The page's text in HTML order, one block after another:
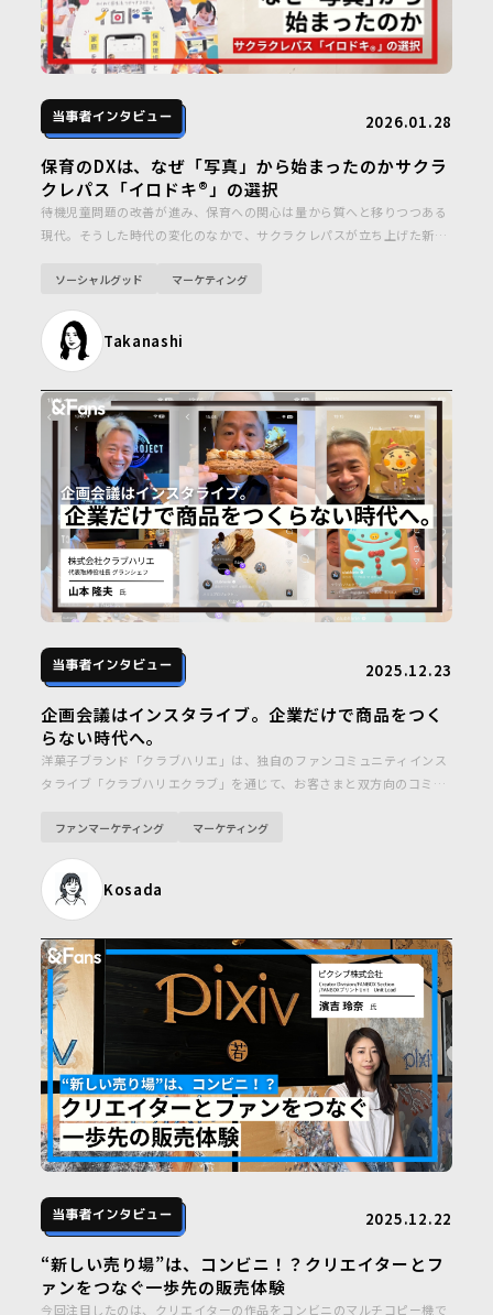
2026.01.28
保育のDXは、なぜ「写真」から始まったのかサクラ
クレパス「イロドキ®」の選択
待機児童問題の改善が進み、保育への関心は量から質へと移りつつある
現代。そうした時代の変化のなかで、サクラクレパスが立ち上げた新サ
り”とは？創業100年を超える老舗の総合文具メーカー「株式会社サクラ
大西さんにお話を伺いました。
ソーシャルグッド マーケティング
Takanashi
2025.12.23
企画会議はインスタライブ。企業だけで商品をつく
らない時代へ。
洋菓子ブランド「クラブハリエ」は、独自のファンコミュニティインス
タライブ「クラブハリエクラブ」を通じて、お客さまと双方向のコミュ
スタライブに出演し、新商品や試作品の紹介、開発の裏側をリアルタイ
した。 さらに、視聴者とともに商品をつくり上げる共創型のプロジェク
トも展開しています。 今回は、「クラブハリエクラブ」がどのように生
まれ、どのような“共創の場”として育ってきたのか。その背景や想い、
今後の展望について山本さんに伺いました。
ファンマーケティング マーケティング
Kosada
2025.12.22
“新しい売り場”は、コンビニ！？クリエイターとフ
ァンをつなぐ一歩先の販売体験
今回注目したのは、クリエイターの作品をコンビニのマルチコピー機で